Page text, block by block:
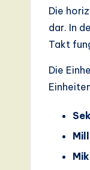
Die
dar. In
Takt
Die